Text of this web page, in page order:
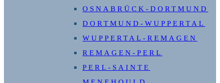
OSNABRÜCK-DORTMUND
DORTMUND-WUPPERTAL
WUPPERTAL-REMAGEN
REMAGEN-PERL
PERL-SAINTE